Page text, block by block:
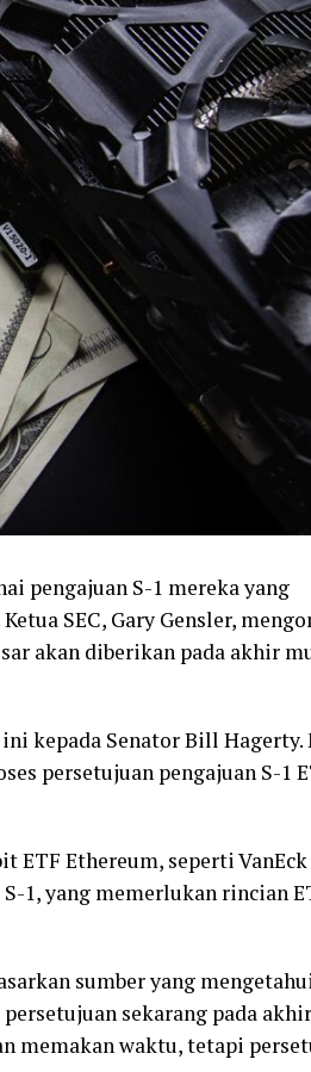
pengajuan S-1 mereka yang
SEC, Gary Gensler,
akan diberikan pada akhir
kepada Senator Bill
persetujuan pengajuan S-1
ETF Ethereum, seperti
1, yang memerlukan rincian
sumber yang
sekarang pada
memakan waktu, tetapi